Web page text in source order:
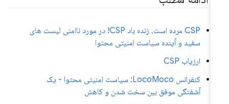
CSP مرده است، زنده باد CSP! در مورد ناامنی لیست های
سفید و آینده سیاست امنیتی محتوا
ارزیاب CSP
کنفرانس LocoMoco: سیاست امنیتی محتوا - یک
آشفتگی موفق بین سخت شدن و کاهش